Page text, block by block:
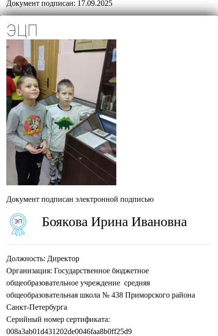
Документ подписан: 17.09.2025
ЭЦП
Документ подписан электронной подписью
Боякова Ирина Ивановна
Должность: Директор
Организация: Государственное бюджетное
общеобразовательное учреждение средняя
общеобразовательная школа № 438 Приморского района
Санкт-Петербурга
Серийный номер сертификата:
008a3ab01d431202de0046faa8b0ff25d9